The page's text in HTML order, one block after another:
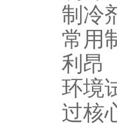
制冷
常用
利昂
环境
过核